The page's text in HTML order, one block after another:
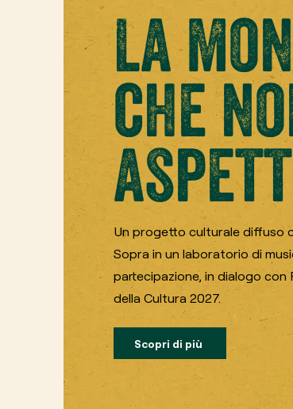
La
che
Un progetto culturale diffuso
Sopra in un laboratorio di
partecipazione, in dialogo
della Cultura 2027.
Scopri di più